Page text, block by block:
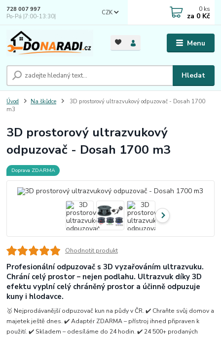
Menu
CZK
Hledat
728 007 997
Po-Pá |7:00-13:30|
0 ks
za 0 Kč
Úvod Na škůdce
3D prostorový ultrazvukový odpuzovač - Dosah 1700
m3
3D prostorový ultrazvukový
odpuzovač - Dosah 1700 m3
Doprava ZDARMA
Ohodnotit produkt
Profesionální odpuzovač s 3D vyzařováním ultrazvuku.
Chrání celý prostor – nejen podlahu. Ultrazvuk díky 3D
efektu vyplní celý chráněný prostor a účinně odpuzuje
kuny i hlodavce.
🥇 Nejprodávanější odpuzovač kun na půdy v ČR. ✔️ Chraňte svůj domov a
majetek ještě dnes. ✔️ Adaptér ZDARMA – přístroj ihned připraven k
použití. ✔️ Skladem – odesíláme do 24 hodin. ✔️ 24 500+ prodaných